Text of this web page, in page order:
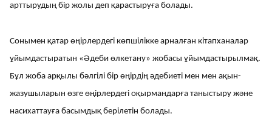
арттырудың бір жолы деп қарастыруға болады.
Сонымен қатар өңірлердегі көпшілікке арналған кітапханалар
ұйымдастыратын «Әдеби өлкетану» жобасы ұйымдастырылмақ.
Бұл жоба арқылы бәлгілі бір өңірдің әдебиеті мен мен ақын-
жазушыларын өзге өңірлердегі оқырмандарға таныстыру және
насихаттауға басымдық берілетін болады.